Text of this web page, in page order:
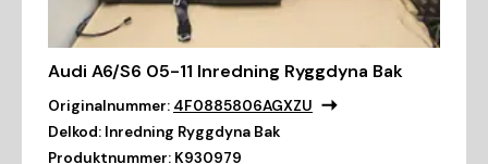
Audi A6/S6 05-11 Inredning Ryggdyna Bak
Originalnummer: 4F0885806AGXZU
Delkod: Inredning Ryggdyna Bak
Produktnummer: K930979